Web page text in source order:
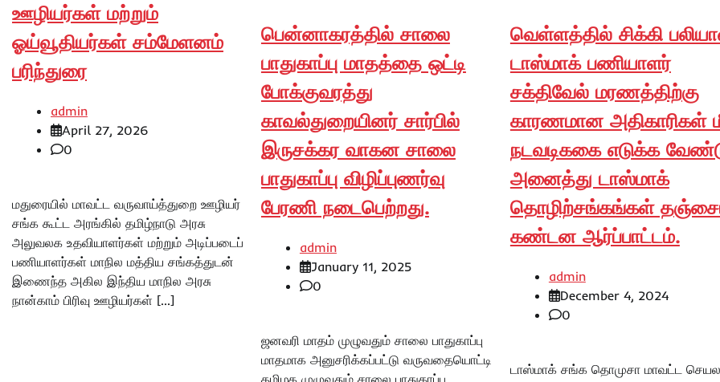
ஊழியர்கள் மற்றும்
ஓய்வூதியர்கள் சம்மேளனம்
பரிந்துரை
admin
April 27, 2026
0
மதுரையில் மாவட்ட வருவாய்த்துறை ஊழியர்
சங்க கூட்ட அரங்கில் தமிழ்நாடு அரசு
அலுவலக உதவியாளர்கள் மற்றும் அடிப்படைப்
பணியாளர்கள் மாநில மத்திய சங்கத்துடன்
இணைந்த அகில இந்திய மாநில அரசு
நான்காம் பிரிவு ஊழியர்கள் […]
பென்னாகரத்தில் சாலை
பாதுகாப்பு மாதத்தை ஒட்டி
போக்குவரத்து
காவல்துறையினர் சார்பில்
இருசக்கர வாகன சாலை
பாதுகாப்பு விழிப்புணர்வு
பேரணி நடைபெற்றது.
admin
January 11, 2025
0
ஜனவரி மாதம் முழுவதும் சாலை பாதுகாப்பு
மாதமாக அனுசரிக்கப்பட்டு வருவதையொட்டி
தமிழக முழுவதும் சாலை பாதுகாப்பு
வெள்ளத்தில் சிக்கி
டாஸ்மாக் பணியாளர்
சக்திவேல் மரணத்திற்கு
காரணமான அதிகாரிகள்
நடவடிககை எடுக்க
அனைத்து டாஸ்மாக்
தொழிற்சங்கங்கள்
கண்டன ஆர்ப்பாட்டம்.
admin
December 4, 2024
0
டாஸ்மாக் சங்க தொமுசா மாவட்ட